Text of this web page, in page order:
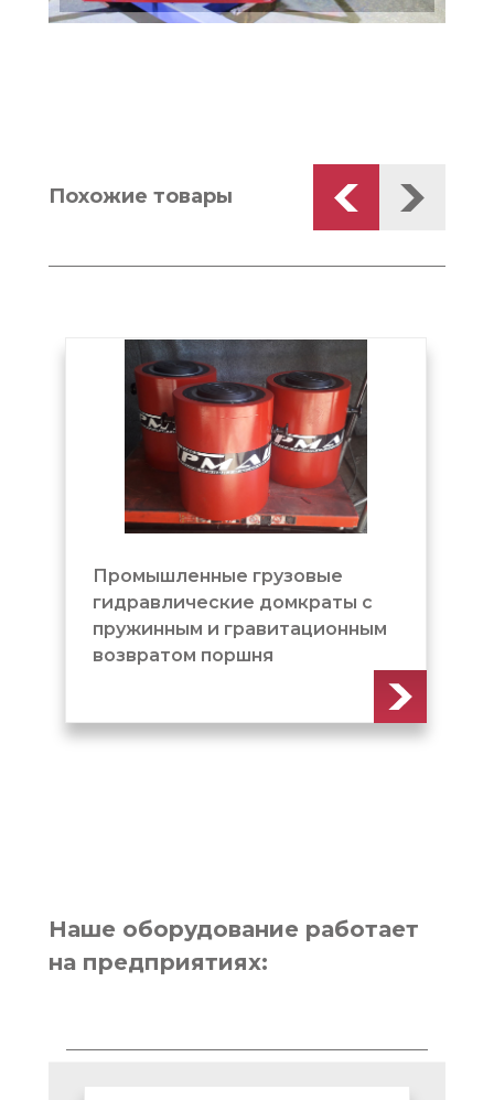
Похожие товары
Домкрат грузовой с
пружинным и гравитационным
возвратом поршня
(ДГ1000М300)
Наше оборудование работает
на предприятиях: